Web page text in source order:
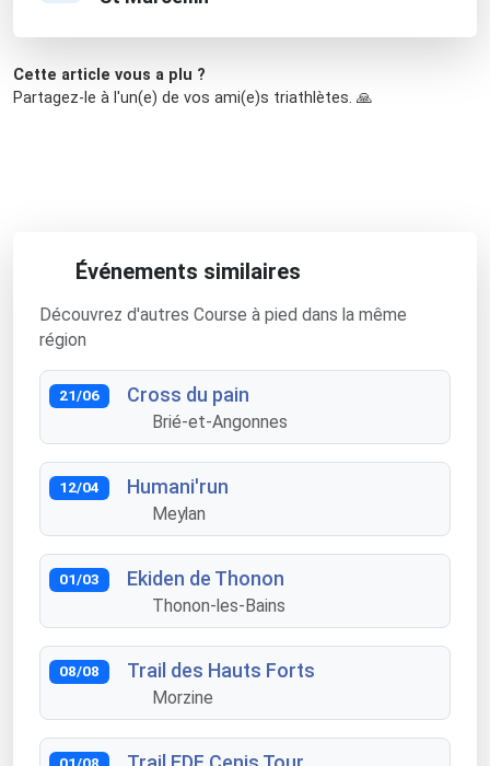
Cette article vous a plu ?
Partagez-le à l'un(e) de vos ami(e)s triathlètes. 🙏
Événements similaires
Découvrez d'autres Course à pied dans la même
région
21/06 Cross du pain
Brié-et-Angonnes
12/04 Humani'run
Meylan
01/03 Ekiden de Thonon
Thonon-les-Bains
08/08 Trail des Hauts Forts
Morzine